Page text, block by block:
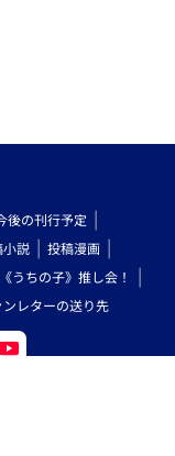
後の刊行予定
小説
投稿漫画
《うちの子》推し会！
ンレターの送り先